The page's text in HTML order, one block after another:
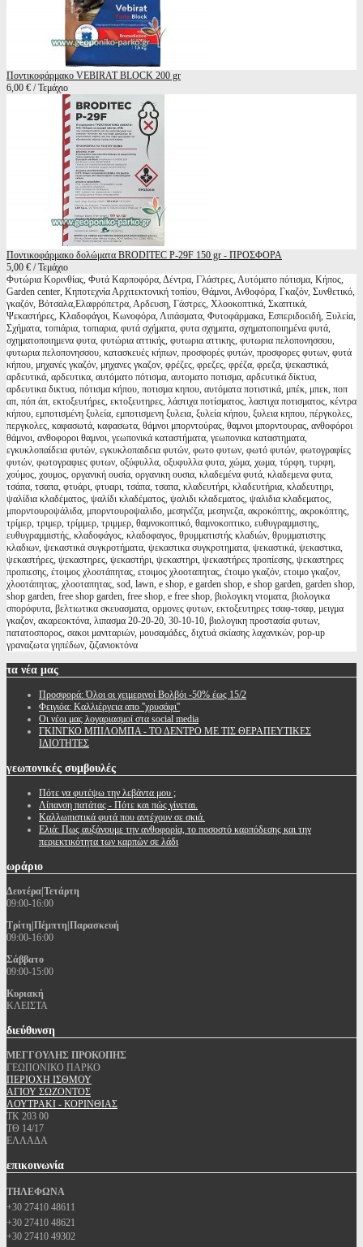
Ποντικοφάρμακο VEBIRAT BLOCK 200 gr
6,00 € / Τεμάχιο
Ποντικοφάρμακο δολώματα BRODITEC P-29F 150 gr - ΠΡΟΣΦΟΡΑ
5,00 € / Τεμάχιο
Φυτώρια Κορινθίας, Φυτά Καρποφόρα, Δέντρα, Γλάστρες, Αυτόματο πότισμα, Κήπος,
Garden center, Κηποτεχνία Αρχιτεκτονική τοπίου, Θάμνοι, Ανθοφόρα, Γκαζόν, Συνθετικό,
γκαζόν, Βότσαλα,Ελαφρόπετρα, Αρδευση, Γάστρες, Χλοοκοπτικά, Σκαπτικά,
Ψεκαστήρες, Κλαδοφάγοι, Κωνοφόρα, Λιπάσματα, Φυτοφάρμακα, Εσπεριδοειδή, Ξυλεία,
Σχήματα, τοπιάρια, τοπιαρια, φυτά σχήματα, φυτα σχηματα, σχηματοποιημένα φυτά,
σχηματοποιημενα φυτα, φυτώρια αττικής, φυτωρια αττικης, φυτωρια πελοπονησσου,
φυτωρια πελοπονησσου, κατασκευές κήπων, προσφορές φυτών, προσφορες φυτων, φυτά
κήπου, μηχανές γκαζόν, μηχανες γκαζον, φρέζες, φρεζες, φρέζα, φρεζα, ψεκαστικά,
αρδευτικά, αρδευτικα, αυτόματο πότισμα, αυτοματο ποτισμα, αρδευτικά δίκτυα,
αρδευτικα δικτυα, πότισμα κήπου, ποτισμα κηπου, αυτόματα ποτιστικά, μπέκ, μπεκ, ποπ
απ, πόπ άπ, εκτοξευτήρες, εκτοξευτηρες, λάστιχα ποτίσματος, λαστιχα ποτισματος, κέντρα
κήπου, εμποτισμένη ξυλεία, εμποτισμενη ξυλεια, ξυλεία κήπου, ξυλεια κηπου, πέργκολες,
περγκολες, καφασωτά, καφασωτα, θάμνοι μπορντούρας, θαμνοι μπορντουρας, ανθοφόροι
θάμνοι, ανθοφοροι θαμνοι, γεωπονικά καταστήματα, γεωπονικα καταστηματα,
εγκυκλοπαίδεια φυτών, εγκυκλοπαιδεια φυτών, φωτο φυτων, φωτό φυτών, φωτογραφίες
φυτών, φωτογραφιες φυτων, οξύφυλλα, οξυφυλλα φυτα, χώμα, χωμα, τύρφη, τυρφη,
χούμος, χουμος, οργανική ουσία, οργανικη ουσια, κλαδεμένα φυτά, κλαδεμενα φυτα,
τσάπα, τσαπα, φτυάρι, φτυαρι, τσάπα, τσαπα, κλαδευτήρι, κλαδευτήρια, κλαδευτηρι,
ψαλίδια κλαδέματος, ψαλίδι κλαδέματος, ψαλιδι κλαδεματος, ψαλιδια κλαδεματος,
μπορντουροψάλιδα, μπορντουροψαλιδο, μεσηνέζα, μεσηνεζα, ακροκόπτης, ακροκόπτης,
τρίμερ, τριμερ, τρίμμερ, τριμμερ, θαμνοκοπτικό, θαμνοκοπτικο, ευθυγραμμιστης,
ευθυγραμμιστής, κλαδοφάγος, κλαδοφαγος, θρυμματιστής κλαδιών, θρυμματιστης
κλαδιων, ψεκαστικά συγκροτήματα, ψεκαστικα συγκροτηματα, ψεκαστικά, ψεκαστικα,
ψεκαστήρες, ψεκαστηρες, ψεκαστήρι, ψεκαστηρι, ψεκαστήρες προπίεσης, ψεκαστηρες
προπιεσης, έτοιμος χλοοτάπητας, ετοιμος χλοοταπητας, έτοιμο γκαζόν, ετοιμο γκαζον,
χλοοτάπητας, χλοοταπητας, sod, lawn, e shop, e garden shop, e shop garden, garden shop,
shop garden, free shop garden, free shop, e free shop, βιολογικη ντοματα, βιολογικα
σπορόφυτα, βελτιωτικα σκευασματα, ορμονες φυτων, εκτοξευτηρες τσαφ-τσαφ, μειγμα
γκαζον, ακαρεοκτόνα, λιπασμα 20-20-20, 30-10-10, βιολογικη προστασία φυτων,
πατατοσπορος, σακοι μανιταριών, μουσαμάδες, διχτυά σκίασης λαχανικών, pop-up
γραναζωτα γηπέδων, ζιζανιοκτόνα
τα νέα μας
Προσφορά: Όλοι οι χειμερινοί Βολβόι -50% έως 15/2
Φειγιόα: Καλλιέργεια απο ''χρυσάφι''
Oι νέοι μας λογαριασμοί στα social media
ΓΚΙΝΓΚΟ ΜΠΙΛΟΜΠΑ - ΤΟ ΔΕΝΤΡΟ ΜΕ ΤΙΣ ΘΕΡΑΠΕΥΤΙΚΕΣ
ΙΔΙΟΤΗΤΕΣ
γεωπονικές συμβουλές
Πότε να φυτέψω την λεβάντα μου ;
Λίπανση πατάτας - Πότε και πώς γίνεται.
Καλλωπιστικά φυτά που αντέχουν σε σκιά.
Ελιά: Πως αυξάνουμε την ανθοφορία, το ποσοστό καρπόδεσης και την
περιεκτικότητα των καρπών σε λάδι
ωράριο
Δευτέρα|Τετάρτη
09:00-16:00
Τρίτη|Πέμπτη|Παρασκευή
09:00-16:00
Σάββατο
09:00-15:00
Κυριακή
ΚΛΕΙΣΤΑ
διεύθυνση
ΜΕΓΓΟΥΛΗΣ ΠΡΟΚΟΠΗΣ
ΓΕΩΠΟΝΙΚΟ ΠΑΡΚΟ
ΠΕΡΙΟΧΗ ΙΣΘΜΟΥ
ΑΓΙΟΥ ΣΩΖΟΝΤΟΣ
ΛΟΥΤΡΑΚΙ - ΚΟΡΙΝΘΙΑΣ
ΤΚ 203 00
ΤΘ 14/17
ΕΛΛΑΔΑ
επικοινωνία
ΤΗΛΕΦΩΝΑ
+30 27410 48611
+30 27410 48621
+30 27410 49302